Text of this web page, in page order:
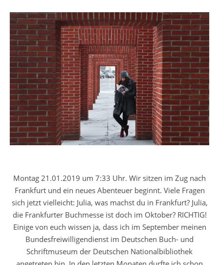
Montag 21.01.2019 um 7:33 Uhr. Wir sitzen im Zug nach
Frankfurt und ein neues Abenteuer beginnt. Viele Fragen
sich jetzt vielleicht: Julia, was machst du in Frankfurt? Julia,
die Frankfurter Buchmesse ist doch im Oktober? RICHTIG!
Einige von euch wissen ja, dass ich im September meinen
Bundesfreiwilligendienst im Deutschen Buch- und
Schriftmuseum der Deutschen Nationalbibliothek